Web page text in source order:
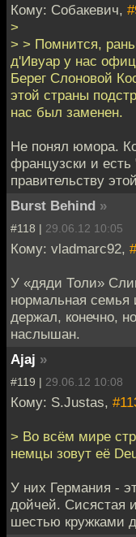
Кому: Собакевич,
>
> > Помнится,
д'Ивуар у нас
Берег Слоновой
этой страны
нас был заменен.
Не понял юмора.
французски и есть
правительству
Burst Behind »
#118 | 29.06.12 10:05
Кому: vladmarc92,
У «дяди Толи»
нормальная семья
держал, конечно,
наслышан.
Ajaj »
#119 | 29.06.12 10:08
Кому: S.Justas,
> Во всём мире
немцы зовут её
У них Германия -
дойчей. Сисястая
шестью кружками